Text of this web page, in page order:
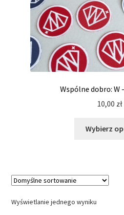
Wspólne dobro: W
10,00 zł
Wybierz
Wyświetlanie jednego wyniku